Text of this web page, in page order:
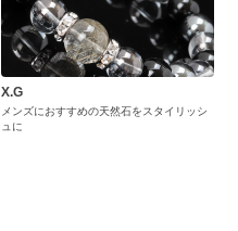
X.G
メンズにおすすめの天然石をスタイリッシ
ュに